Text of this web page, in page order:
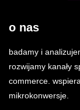
o nas
badamy i
rozwijamy kanały
commerce.
mikrokonwersje.